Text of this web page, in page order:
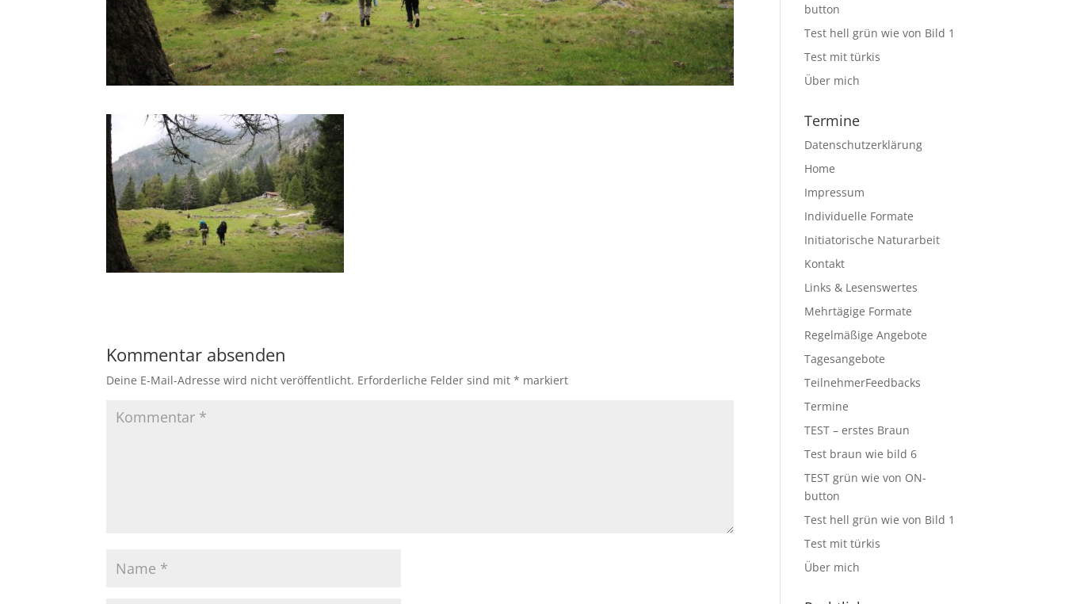
Kommentar absenden
Deine E-Mail-Adresse wird nicht veröffentlicht. Erforderliche Felder sind mit* markiert
button
Test hell grün wie von Bild 1
Test mit türkis
Über mich
Termine
Datenschutzerklärung
Home
Impressum
Individuelle Formate
Initiatorische Naturarbeit
Kontakt
Links & Lesenswertes
Mehrtägige Formate
Regelmäßige Angebote
Tagesangebote
TeilnehmerFeedbacks
Termine
TEST – erstes Braun
Test braun wie bild 6
TEST grün wie von ON-
button
Test hell grün wie von Bild 1
Test mit türkis
Über mich